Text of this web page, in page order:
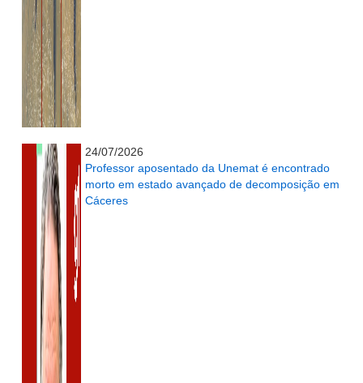
24/07/2026
Professor aposentado da Unemat é encontrado
morto em estado avançado de decomposição em
Cáceres